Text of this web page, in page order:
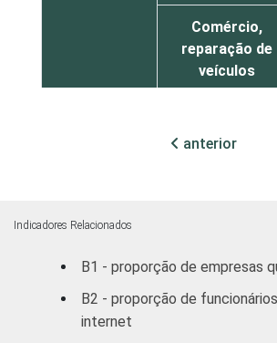
Comércio,
reparação de
veículos
automotores
alimentação
anterior
Indicadores Relacionados
B1 - proporção de empresas
B2 - proporção de
internet